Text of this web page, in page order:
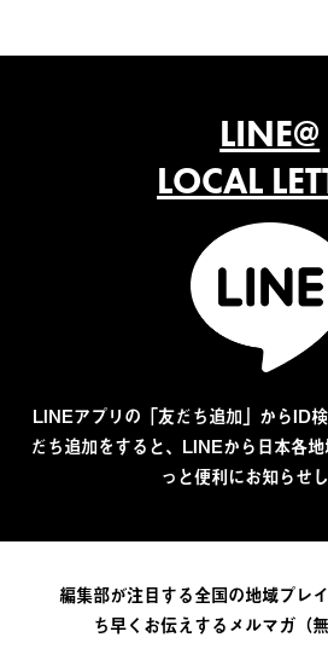
LINE@
LOCAL
LINEアプリの「友だち追加」からID
だち追加をすると、LINEから日本各
っと便利にお知らせ
編集部が注目する全国の地域プレ
ち早くお伝えするメルマガ（